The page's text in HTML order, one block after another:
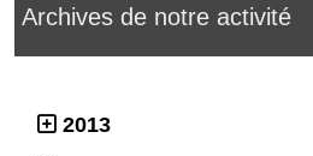
Archives de notre activité
2013